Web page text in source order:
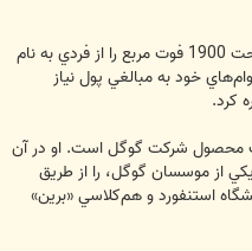
شركت گوگل در آن زمان يك خانه به مساحت 1900 فوت مربع را از فردي به نام
خود به مبالغي پول نياز
محصول شركت گوگل است. او در آن
از موسسان گوگل، را از طريق
استنفورد و هم‌كلاسي «برين»